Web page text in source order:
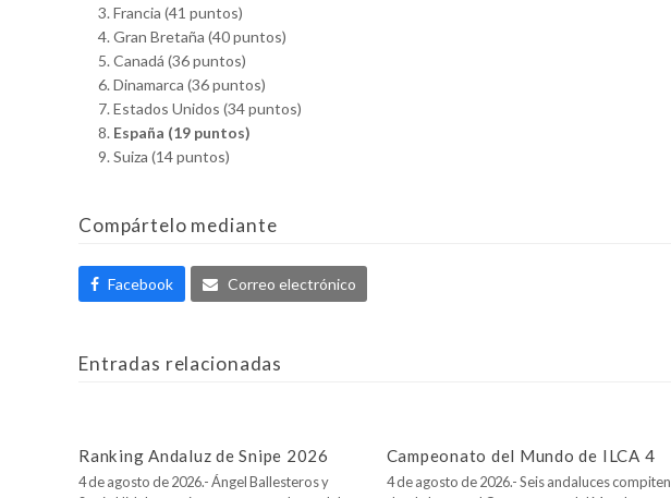
Francia (41 puntos)
Gran Bretaña (40 puntos)
Canadá (36 puntos)
Dinamarca (36 puntos)
Estados Unidos (34 puntos)
España (19 puntos)
Suiza (14 puntos)
Compártelo mediante
Facebook Correo electrónico
Entradas relacionadas
Ranking Andaluz de Snipe 2026
4 de agosto de 2026.- Ángel Ballesteros y
Campeonato del Mundo de ILCA 4
4 de agosto de 2026.- Seis andaluces compiten